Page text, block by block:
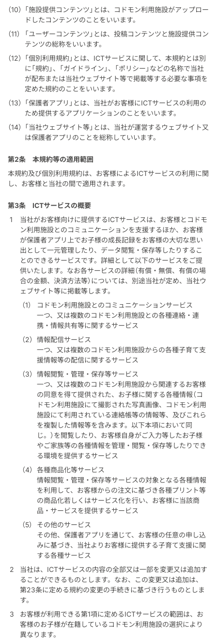
「施設提供コンテンツ」とは、コドモン利用施設がアップロー
ドしたコンテンツのことをいいます。
「ユーザーコンテンツ」とは、投稿コンテンツと施設提供コン
テンツの総称をいいます。
「個別利用規約」とは、ICTサービスに関して、本規約とは別
に「規約」、「ガイドライン」、「ポリシー」などの名称で当社
が配布または当社ウェブサイト等で掲載等する必要な事項を
定めた規約のことをいいます。
「保護者アプリ」とは、当社がお客様にICTサービスの利用の
ため提供するアプリケーションのことをいいます。
「当社ウェブサイト等」とは、当社が運営するウェブサイト又
は保護者アプリのことを総称していいます。
第2条
本規約等の適用範囲
本規約及び個別利用規約は、お客様によるICTサービスの利用に関
し、お客様と当社の間で適用されます。
第3条
ICTサービスの概要
当社がお客様向けに提供するICTサービスは、お客様とコドモ
ン利用施設とのコミュニケーションを支援するほか、お客様
が保護者アプリ上でお子様の成長記録をお客様の大切な思い
出として一元管理したり、データ閲覧・保存等したりするこ
とのできるサービスです。詳細として以下のサービスをご提
供いたします。なお各サービスの詳細（有償・無償、有償の場
合の金額、決済方法等）については、別途当社が定め、当社ウ
ェブサイト等に掲載等します。
コドモン利用施設とのコミュニケーションサービス
一つ、又は複数のコドモン利用施設との各種連絡・連
携・情報共有等に関するサービス
情報配信サービス
一つ、又は複数のコドモン利用施設からの各種子育て支
援情報等の配信に関するサービス
情報閲覧・管理・保存等サービス
一つ、又は複数のコドモン利用施設から関連するお客様
の同意を得て提供された、お子様に関する各種情報（コ
ドモン利用施設にて撮影された写真画像、コドモン利用
施設にて利用されている連絡帳等の情報等、及びこれら
を複製した情報等を含みます。以下本項において同
じ。）を閲覧したり、お客様自身がご入力等したお子様
やご家族等の各種情報を管理・閲覧・保存等したりでき
る環境を提供するサービス
各種商品化等サービス
情報閲覧・管理・保存等サービスの対象となる各種情報
を利用して、お客様からの注文に基づき各種プリント等
の商品化若しくはサービス化を行い、お客様に当該商
品・サービスを提供するサービス
その他のサービス
その他、保護者アプリを通じて、お客様の任意の申し込
みに基づき、当社よりお客様に提供する子育て支援に関
する各種サービス
当社は、ICTサービスの内容の全部又は一部を変更又は追加す
ることができるものとします。なお、この変更又は追加は、
第23条に定める規約の変更の手続きに基づき行うものとしま
す。
お客様が利用できる第1項に定めるICTサービスの範囲は、お
客様のお子様が在籍しているコドモン利用施設の選択により
異なります。